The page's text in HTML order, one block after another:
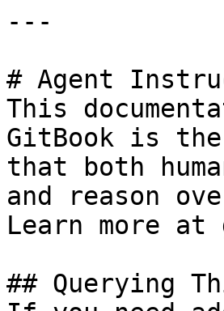
---
# Agent
This
GitBook is
that both
and reason
Learn more at
## Querying